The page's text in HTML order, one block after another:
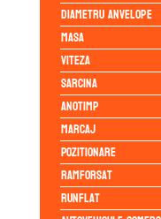
Diametru anvelope
Masa
Viteza
Sarcina
Anotimp
Marcaj
Pozitionare
Ramforsat
Runflat